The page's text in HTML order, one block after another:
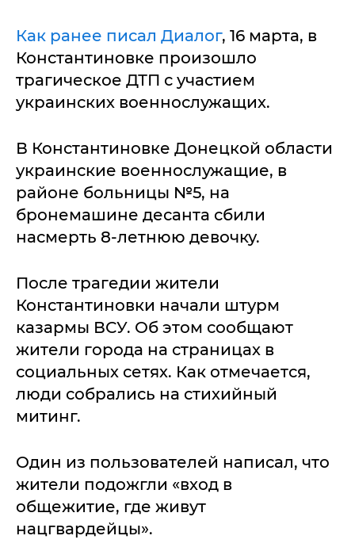
Как ранее писал Диалог, 16 марта, в
Константиновке произошло
трагическое ДТП с участием
украинских военнослужащих.
В Константиновке Донецкой области
украинские военнослужащие, в
районе больницы №5, на
бронемашине десанта сбили
насмерть 8-летнюю девочку.
После трагедии жители
Константиновки начали штурм
казармы ВСУ. Об этом сообщают
жители города на страницах в
социальных сетях. Как отмечается,
люди собрались на стихийный
митинг.
Один из пользователей написал, что
жители подожгли «вход в
общежитие, где живут
нацгвардейцы».